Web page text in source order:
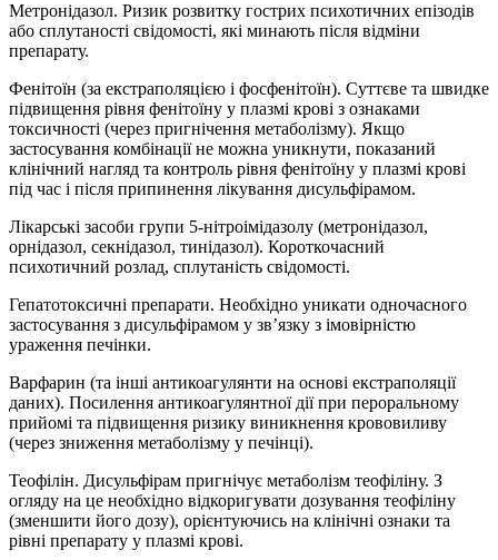
Метронідазол. Ризик розвитку гострих психотичних епізодів
або сплутаності свідомості, які минають після відміни
препарату.
Фенітоїн (за екстраполяцією і фосфенітоїн). Суттєве та швидке
підвищення рівня фенітоїну у плазмі крові з ознаками
токсичності (через пригнічення метаболізму). Якщо
застосування комбінації не можна уникнути, показаний
клінічний нагляд та контроль рівня фенітоїну у плазмі крові
під час і після припинення лікування дисульфірамом.
Лікарські засоби групи 5-нітроімідазолу (метронідазол,
орнідазол, секнідазол, тинідазол). Короткочасний
психотичний розлад, сплутаність свідомості.
Гепатотоксичні препарати. Необхідно уникати одночасного
застосування з дисульфірамом у зв’язку з імовірністю
ураження печінки.
Варфарин (та інші антикоагулянти на основі екстраполяції
даних). Посилення антикоагулянтної дії при пероральному
прийомі та підвищення ризику виникнення крововиливу
(через зниження метаболізму у печінці).
Теофілін. Дисульфірам пригнічує метаболізм теофіліну. З
огляду на це необхідно відкоригувати дозування теофіліну
(зменшити його дозу), орієнтуючись на клінічні ознаки та
рівні препарату у плазмі крові.